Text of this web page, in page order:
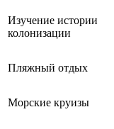
Изучение истории
колонизации
Пляжный отдых
Морские круизы